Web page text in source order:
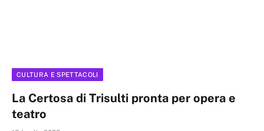
CULTURA E SPETTACOLI
La Certosa di Trisulti pronta per opera e
teatro